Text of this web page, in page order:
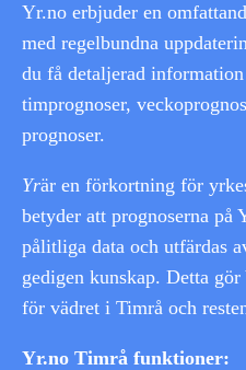
Yr.no erbjuder en
med regelbundna
du få detaljerad
timprognoser,
prognoser.
Yrär en förkortning för
betyder att prognoserna på
pålitliga data och utfärdas
gedigen kunskap. Detta
för vädret i Timrå och
Yr.no Timrå funktioner: